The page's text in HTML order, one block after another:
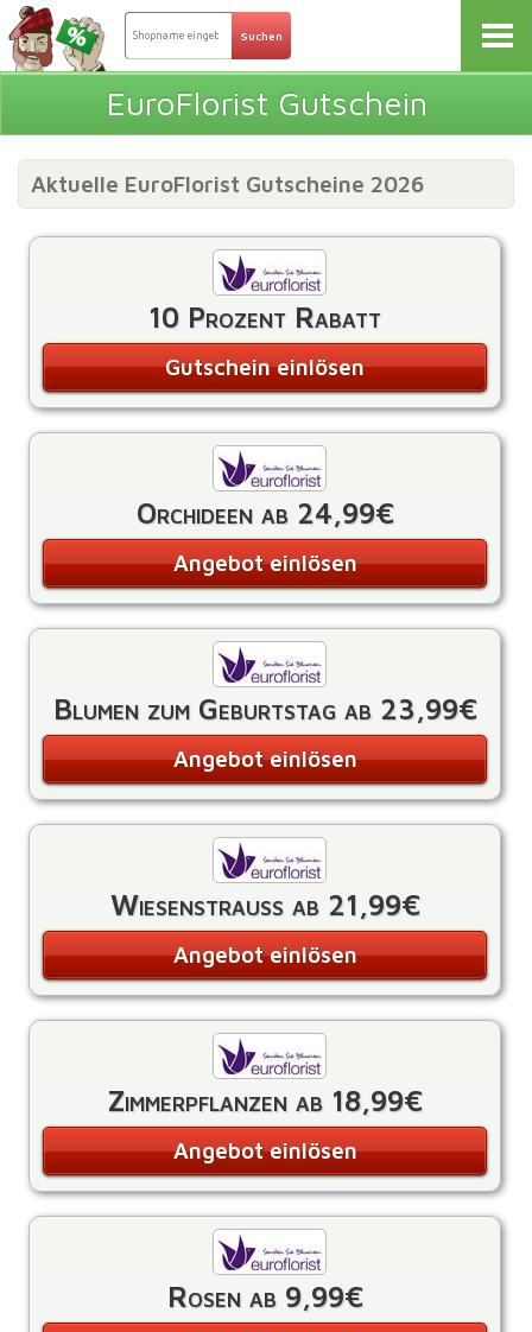
EuroFlorist Gutschein
Aktuelle EuroFlorist Gutscheine 2026
10 Prozent Rabatt
Gutschein einlösen
Orchideen ab 24,99€
Angebot einlösen
Blumen zum Geburtstag ab 23,99€
Angebot einlösen
Wiesenstrauß ab 21,99€
Angebot einlösen
Zimmerpflanzen ab 18,99€
Angebot einlösen
Rosen ab 9,99€